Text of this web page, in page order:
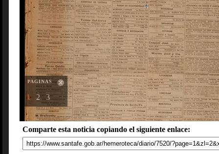
PAGINAS
1 2 3
Comparte esta noticia copiando el siguiente enlace: